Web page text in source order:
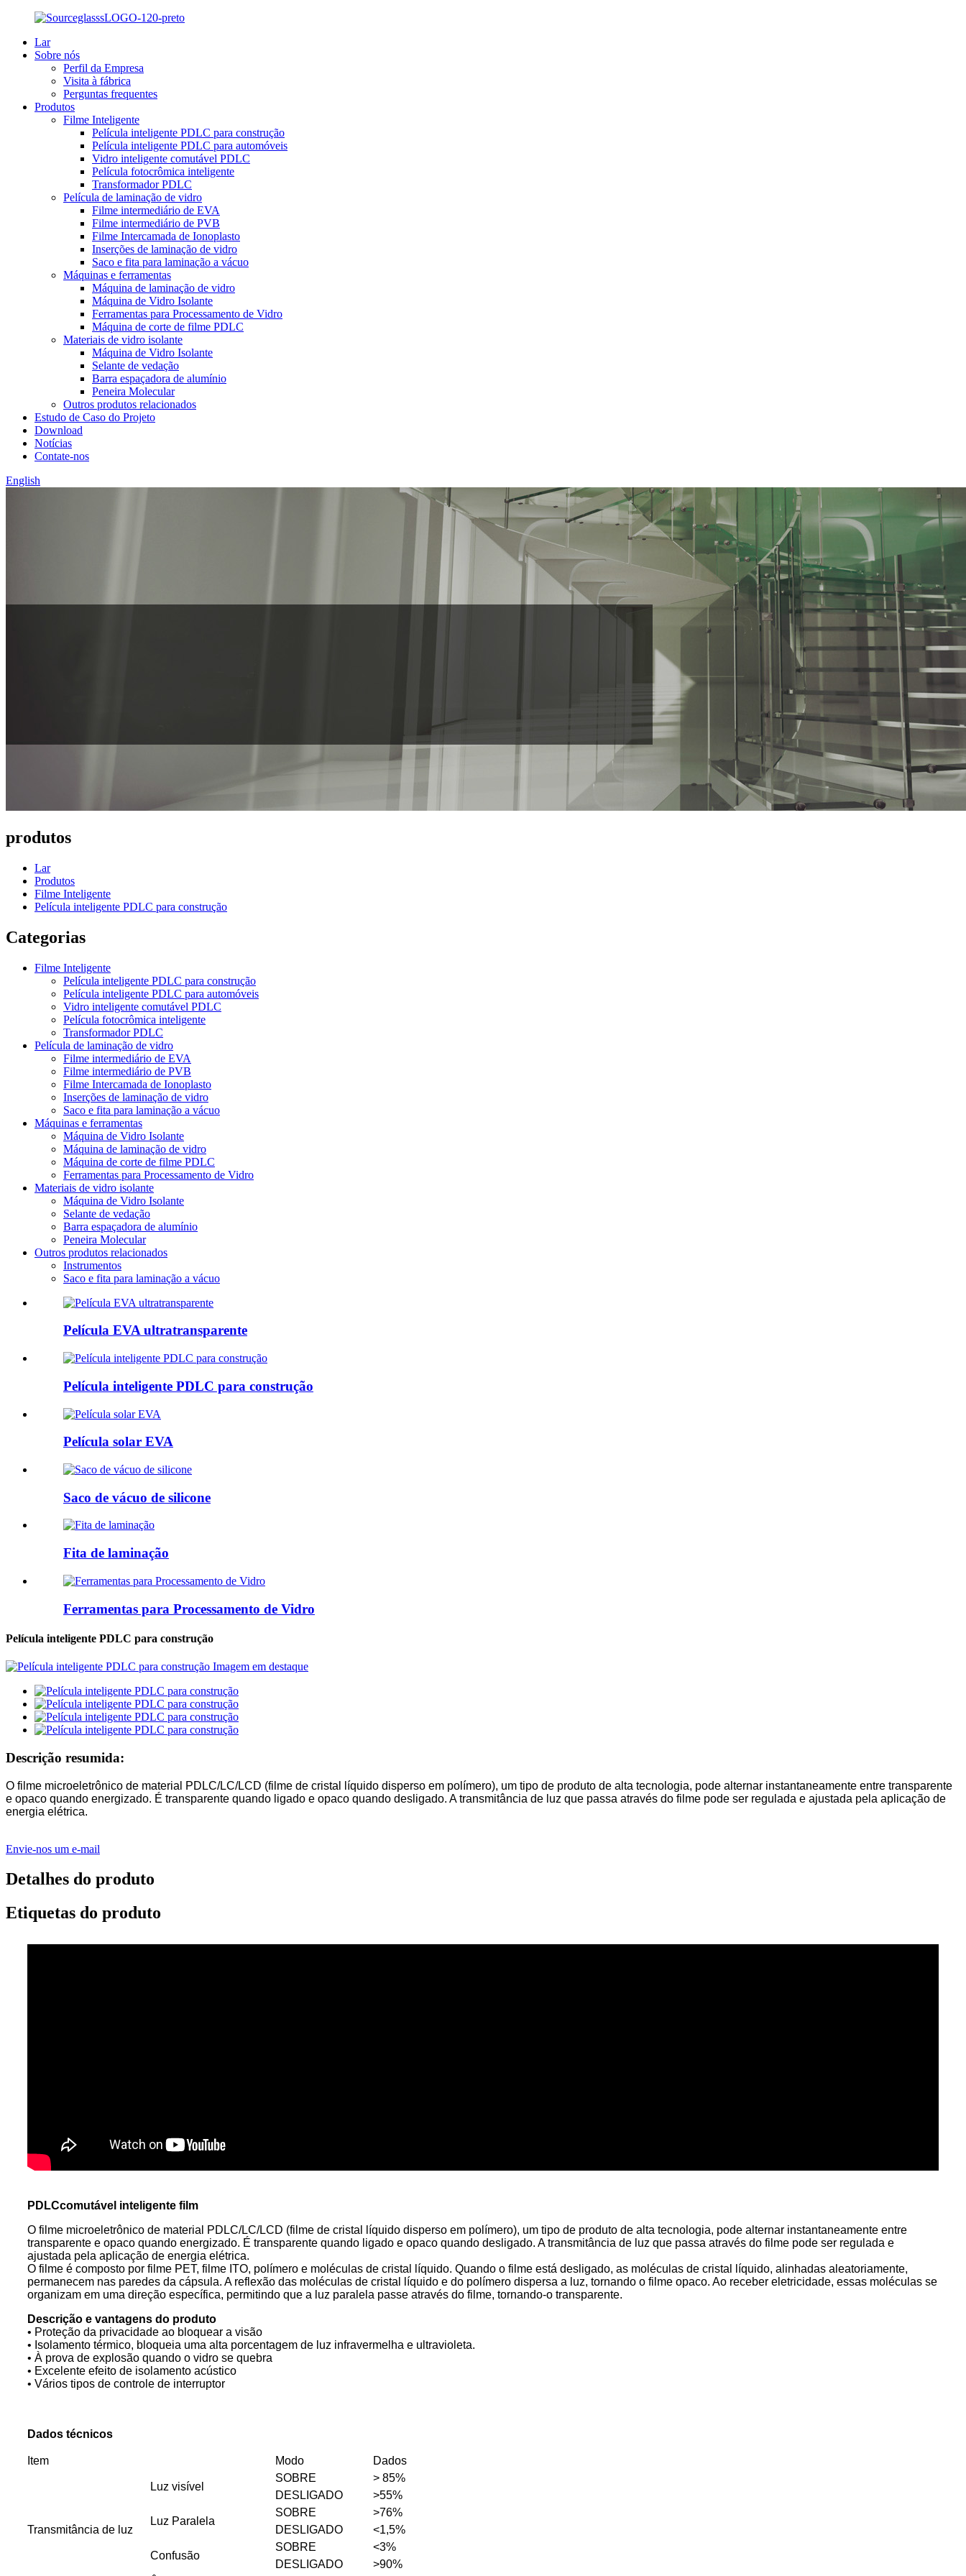
Lar
Sobre nós
Perfil da Empresa
Visita à fábrica
Perguntas frequentes
Produtos
Filme Inteligente
Película inteligente PDLC para construção
Película inteligente PDLC para automóveis
Vidro inteligente comutável PDLC
Película fotocrômica inteligente
Transformador PDLC
Película de laminação de vidro
Filme intermediário de EVA
Filme intermediário de PVB
Filme Intercamada de Ionoplasto
Inserções de laminação de vidro
Saco e fita para laminação a vácuo
Máquinas e ferramentas
Máquina de laminação de vidro
Máquina de Vidro Isolante
Ferramentas para Processamento de Vidro
Máquina de corte de filme PDLC
Materiais de vidro isolante
Máquina de Vidro Isolante
Selante de vedação
Barra espaçadora de alumínio
Peneira Molecular
Outros produtos relacionados
Estudo de Caso do Projeto
Download
Notícias
Contate-nos
English
produtos
Lar
Produtos
Filme Inteligente
Película inteligente PDLC para construção
Categorias
Filme Inteligente
Película inteligente PDLC para construção
Película inteligente PDLC para automóveis
Vidro inteligente comutável PDLC
Película fotocrômica inteligente
Transformador PDLC
Película de laminação de vidro
Filme intermediário de EVA
Filme intermediário de PVB
Filme Intercamada de Ionoplasto
Inserções de laminação de vidro
Saco e fita para laminação a vácuo
Máquinas e ferramentas
Máquina de Vidro Isolante
Máquina de laminação de vidro
Máquina de corte de filme PDLC
Ferramentas para Processamento de Vidro
Materiais de vidro isolante
Máquina de Vidro Isolante
Selante de vedação
Barra espaçadora de alumínio
Peneira Molecular
Outros produtos relacionados
Instrumentos
Saco e fita para laminação a vácuo
Película EVA ultratransparente
Película inteligente PDLC para construção
Película solar EVA
Saco de vácuo de silicone
Fita de laminação
Ferramentas para Processamento de Vidro
Película inteligente PDLC para construção
Descrição resumida:
O filme microeletrônico de material PDLC/LC/LCD (filme de cristal líquido disperso em polímero), um tipo de produto de alta tecnologia, pode alternar instantaneamente entre transparente
e opaco quando energizado. É transparente quando ligado e opaco quando desligado. A transmitância de luz que passa através do filme pode ser regulada e ajustada pela aplicação de
energia elétrica.
Envie-nos um e-mail
Detalhes do produto
Etiquetas do produto
PDLCcomutável inteligente film
O filme microeletrônico de material PDLC/LC/LCD (filme de cristal líquido disperso em polímero), um tipo de produto de alta tecnologia, pode alternar instantaneamente entre
transparente e opaco quando energizado. É transparente quando ligado e opaco quando desligado. A transmitância de luz que passa através do filme pode ser regulada e
ajustada pela aplicação de energia elétrica.
O filme é composto por filme PET, filme ITO, polímero e moléculas de cristal líquido. Quando o filme está desligado, as moléculas de cristal líquido, alinhadas aleatoriamente,
permanecem nas paredes da cápsula. A reflexão das moléculas de cristal líquido e do polímero dispersa a luz, tornando o filme opaco. Ao receber eletricidade, essas moléculas se
organizam em uma direção específica, permitindo que a luz paralela passe através do filme, tornando-o transparente.
Descrição e vantagens do produto
• Proteção da privacidade ao bloquear a visão
• Isolamento térmico, bloqueia uma alta porcentagem de luz infravermelha e ultravioleta.
• À prova de explosão quando o vidro se quebra
• Excelente efeito de isolamento acústico
• Vários tipos de controle de interruptor
Dados técnicos
Item Modo Dados
Transmitância de luz
Luz visível
SOBRE
> 85%
DESLIGADO
>55%
Luz Paralela
SOBRE
>76%
DESLIGADO
<1,5%
Confusão
SOBRE
<3%
DESLIGADO
>90%